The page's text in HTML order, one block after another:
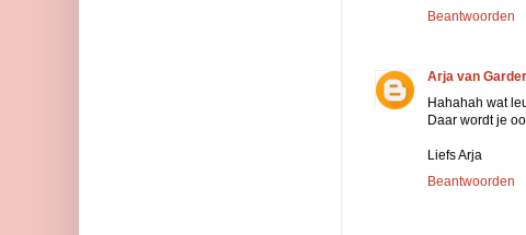
Beantwoorden
Arja van
Hahahah wat
Daar wordt je
Liefs Arja
Beantwoorden